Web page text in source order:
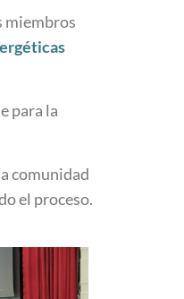
miembros
para la
comunidad
el proceso.